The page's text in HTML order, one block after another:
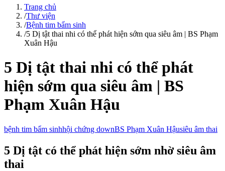
Trang chủ
/Thư viện
/Bệnh tim bẩm sinh
/5 Dị tật thai nhi có thể phát hiện sớm qua siêu âm | BS Phạm
Xuân Hậu
5 Dị tật thai nhi có thể phát
hiện sớm qua siêu âm | BS
Phạm Xuân Hậu
bệnh tim bẩm sinhhội chứng downBS Phạm Xuân Hậusiêu âm thai
5 Dị tật có thể phát hiện sớm nhờ siêu âm
thai